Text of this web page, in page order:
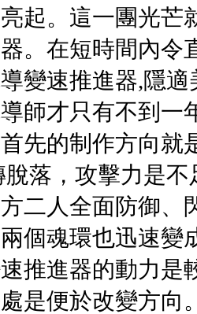
起。這一團光芒
。在短時間內令
變速推進器,隱適
師才只有不到一
先的制作方向就
落，攻擊力是不
二人全面防御、
個魂環也迅速變
推進器的動力是
是便於改變方向